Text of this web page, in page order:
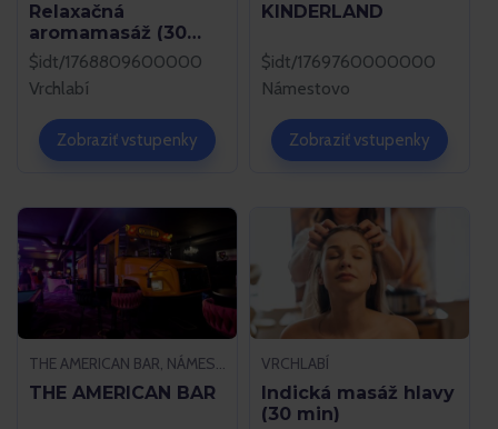
Relaxačná
aromamasáž (30
min)
$idt/1768809600000
Vrchlabí
Zobraziť vstupenky
KINDERLAND
$idt/1769760000000
Námestovo
Zobraziť vstupenky
THE AMERICAN BAR
VRCHLABÍ
Indická masáž hlavy
(30 min)